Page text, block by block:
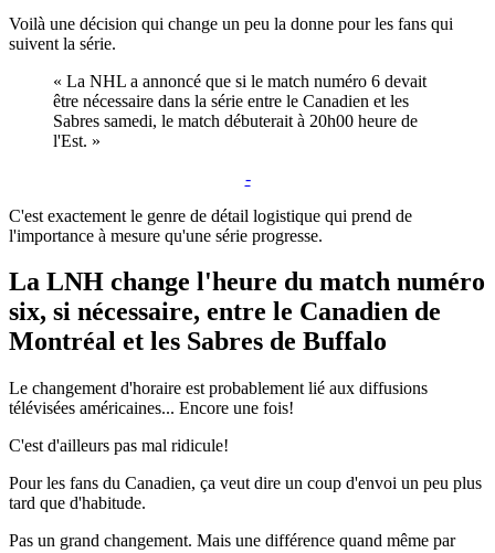
Voilà une décision qui change un peu la donne pour les fans qui
suivent la série.
« La NHL a annoncé que si le match numéro 6 devait
être nécessaire dans la série entre le Canadien et les
Sabres samedi, le match débuterait à 20h00 heure de
l'Est. »
-
C'est exactement le genre de détail logistique qui prend de
l'importance à mesure qu'une série progresse.
La LNH change l'heure du match numéro
six, si nécessaire, entre le Canadien de
Montréal et les Sabres de Buffalo
Le changement d'horaire est probablement lié aux diffusions
télévisées américaines... Encore une fois!
C'est d'ailleurs pas mal ridicule!
Pour les fans du Canadien, ça veut dire un coup d'envoi un peu plus
tard que d'habitude.
Pas un grand changement. Mais une différence quand même par